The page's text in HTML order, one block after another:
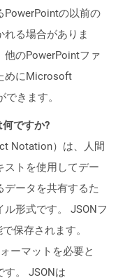
PowerPointの以前の
る場合がありま
他のPowerPointファ
めにMicrosoft
きます。
ですか?
Notation）は、人間
ストを使用してデー
データを共有するた
形式です。 JSONフ
保存されます。
ーマットを必要と
す。 JSONは